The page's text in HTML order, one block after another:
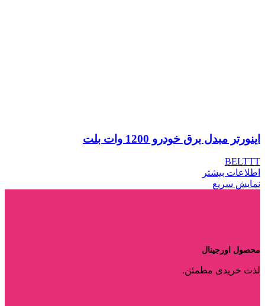
اینورتر مبدل برق خودرو 1200 وات بلت
BELTTT
اطلاعات بیشتر
نمایش سریع
محصول اورجینال
لذت خریدی مطمئن.